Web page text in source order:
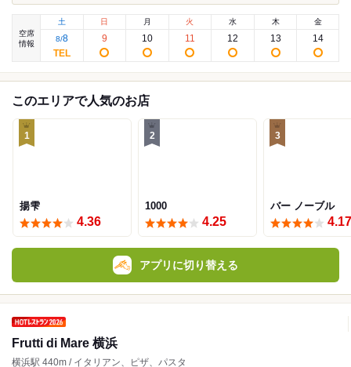
空席
情報
土
8/8
日
9
月
10
火
11
水
12
木
13
金
14
このエリアで人気のお店
1
揚雫
4.36
2
1000
4.25
3
バー ノーブル
4.17
アプリに切り替える
Frutti di Mare 横浜
横浜駅 440m / イタリアン、ピザ、パスタ